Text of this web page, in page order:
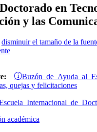
en
y las
disminuir el tamaño de la
Buzón de Ayuda al
quejas y felicitaciones
Internacional de
académica